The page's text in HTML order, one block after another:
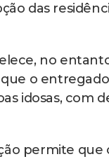
das
no
o
idosas, com
permite